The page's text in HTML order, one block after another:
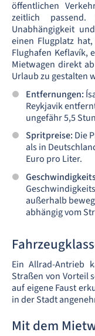
öffentlichen
zeitlich
Unabhängigkeit
einen Flugplatz
Flughafen Keflavík,
Mietwagen direkt
Urlaub zu gestalten
Entfernungen:
Reykjavik
ungefähr 5,5
Spritpreise: Die
als in
Euro pro Liter.
außerhalb
abhängig vom
Ein Allrad-Antrieb
Straßen von Vorteil
auf eigene Faust
in der Stadt
Mit dem